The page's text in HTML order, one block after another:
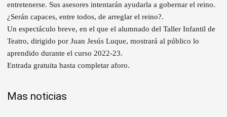
entretenerse. Sus asesores intentarán ayudarla a gobernar el reino.
¿Serán capaces, entre todos, de arreglar el reino?.
Un espectáculo breve, en el que el alumnado del Taller Infantil de
Teatro, dirigido por Juan Jesús Luque, mostrará al público lo
aprendido durante el curso 2022-23.
Entrada gratuita hasta completar aforo.
Mas noticias